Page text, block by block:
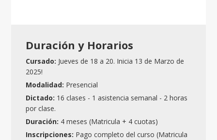
Duración y Horarios
Cursado: Jueves de 18 a 20. Inicia 13 de Marzo de
2025!
Modalidad: Presencial
Dictado: 16 clases - 1 asistencia semanal - 2 horas
por clase.
Duración: 4 meses (Matricula + 4 cuotas)
Inscripciones: Pago completo del curso (Matricula